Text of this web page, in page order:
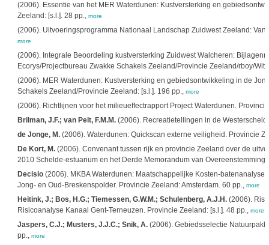
(2006). Essentie van het MER Waterdunen: Kustversterking en
Zeeland: [s.l.]. 28 pp., more
(2006). Uitvoeringsprogramma Nationaal Landschap Zuidwest Zeeland:
more
(2006). Integrale Beoordeling kustversterking Zuidwest Walcheren:
Ecorys/Projectbureau Zwakke Schakels Zeeland/Provincie Zeeland/rboy/
(2006). MER Waterdunen: Kustversterking en gebiedsontwikkeling in de
Schakels Zeeland/Provincie Zeeland: [s.l.]. 196 pp., more
(2006). Richtlijnen voor het milieueffectrapport Project Waterdunen.
Brilman, J.F.; van Pelt, F.M.M.(2006). Recreatietellingen in de
de Jonge, M.(2006). Waterdunen: Quickscan externe veiligheid. Provincie
De Kort, M.(2006). Convenant tussen rijk en provincie Zeeland over de
2010 Schelde-estuarium en het Derde Memorandum van
Decisio(2006). MKBA Waterdunen: Maatschappelijke Kosten-
Jong- en Oud-Breskenspolder. Provincie Zeeland: Amsterdam. 60 pp., more
Heitink, J.; Bos, H.G.; Tiemessen, G.W.M.; Schulenberg, A.J.H.(2006).
Risicoanalyse Kanaal Gent-Terneuzen. Provincie Zeeland: [s.l.]. 48 pp., more
Jaspers, C.J.; Musters, J.J.C.; Snik, A.(2006). Gebiedsselectie
pp., more